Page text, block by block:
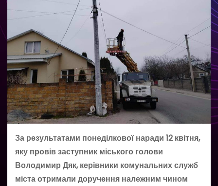
За результатами понеділкової наради 12 квітня,
яку провів заступник міського голови
Володимир Дяк, керівники комунальних служб
міста отримали доручення належним чином